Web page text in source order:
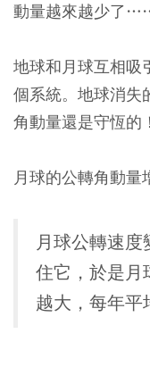
動量越來越少了
地球和月球互相吸
個系統。地球消失
角動量還是守恆的！
月球的公轉角動量
月球公轉速度
住它，於是月
越大，每年平